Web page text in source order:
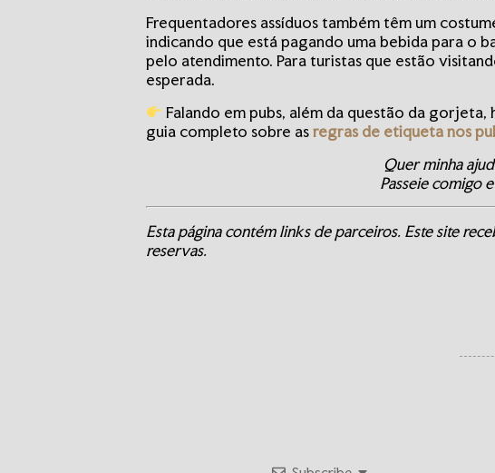
Frequentadores assíduos também têm um
indicando que está pagando uma bebida para o
pelo atendimento. Para turistas que estão
esperada.
Falando em pubs, além da questão da
guia completo sobre asregras de etiqueta nos
Quer minha
Passeie comigo
Esta página contém links de parceiros. Este site
reservas.